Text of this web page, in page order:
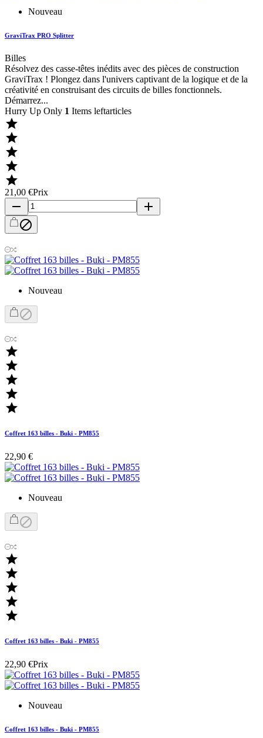
Nouveau
GraviTrax PRO Splitter
Billes
Résolvez des casse-têtes inédits avec des pièces de construction
GraviTrax ! Plongez dans l'univers captivant de la logique et de la
créativité en construisant des circuits de billes fonctionnels.
Démarrez...
Hurry Up Only 1 Items leftarticles





21,00 €Prix
remove
add

Nouveau






Coffret 163 billes - Buki - PM855
22,90 €
Nouveau






Coffret 163 billes - Buki - PM855
22,90 €Prix
Nouveau
Coffret 163 billes - Buki - PM855